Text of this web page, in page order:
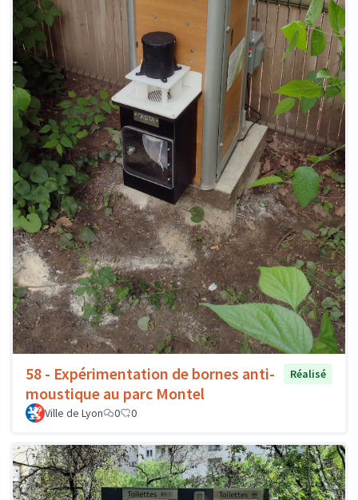
58 - Expérimentation de bornes anti-
moustique au parc Montel
Réalisé
Ville de Lyon 0 0